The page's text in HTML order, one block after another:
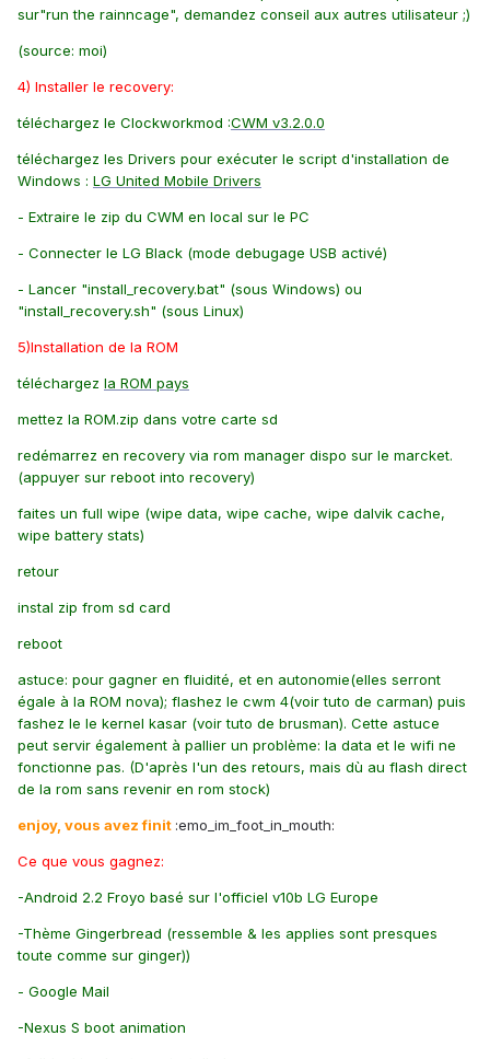
sur"run the rainncage", demandez conseil aux autres utilisateur ;)
(source: moi)
4) Installer le recovery:
téléchargez le Clockworkmod :CWM v3.2.0.0
téléchargez les Drivers pour exécuter le script d'installation de
Windows : LG United Mobile Drivers
- Extraire le zip du CWM en local sur le PC
- Connecter le LG Black (mode debugage USB activé)
- Lancer "install_recovery.bat" (sous Windows) ou
"install_recovery.sh" (sous Linux)
5)Installation de la ROM
téléchargez la ROM pays
mettez la ROM.zip dans votre carte sd
redémarrez en recovery via rom manager dispo sur le marcket.
(appuyer sur reboot into recovery)
faites un full wipe (wipe data, wipe cache, wipe dalvik cache,
wipe battery stats)
retour
instal zip from sd card
reboot
astuce: pour gagner en fluidité, et en autonomie(elles serront
égale à la ROM nova); flashez le cwm 4(voir tuto de carman) puis
fashez le le kernel kasar (voir tuto de brusman). Cette astuce
peut servir également à pallier un problème: la data et le wifi ne
fonctionne pas. (D'après l'un des retours, mais dù au flash direct
de la rom sans revenir en rom stock)
enjoy, vous avez finit :emo_im_foot_in_mouth:
Ce que vous gagnez:
-Android 2.2 Froyo basé sur l'officiel v10b LG Europe
-Thème Gingerbread (ressemble & les applies sont presques
toute comme sur ginger))
- Google Mail
-Nexus S boot animation